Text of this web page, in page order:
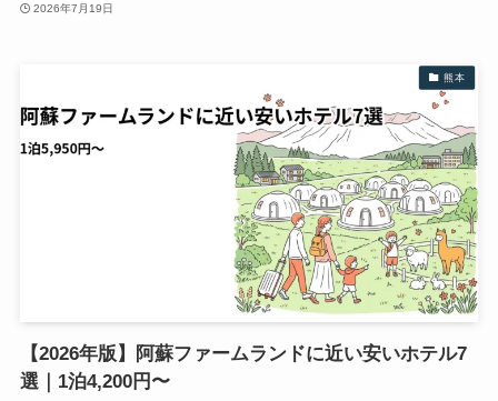
2026年7月19日
熊本
【2026年版】阿蘇ファームランドに近い安いホテル7
選｜1泊4,200円〜